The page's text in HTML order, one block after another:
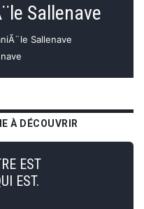
Sallenave
Sallenave
À DÉCOUVRIR
EST
EST.